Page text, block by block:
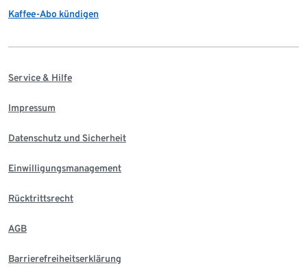
Kaffee-Abo kündigen
Service & Hilfe
Impressum
Datenschutz und Sicherheit
Einwilligungsmanagement
Rücktrittsrecht
AGB
Barrierefreiheitserklärung